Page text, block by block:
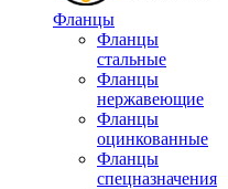
Фланцы
Фланцы
стальные
Фланцы
нержавеющие
Фланцы
оцинкованные
Фланцы
спецназначения